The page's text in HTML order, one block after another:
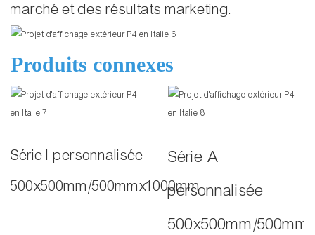
marché et des résultats marketing.
Produits connexes
Série I personnalisée
500x500mm/500mmx1000mm
Série A
personnalisée
500x500mm/